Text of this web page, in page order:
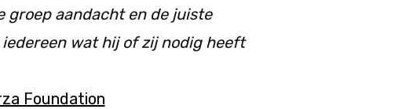
groep aandacht en de juiste
wat hij of zij nodig heeft
Foundation